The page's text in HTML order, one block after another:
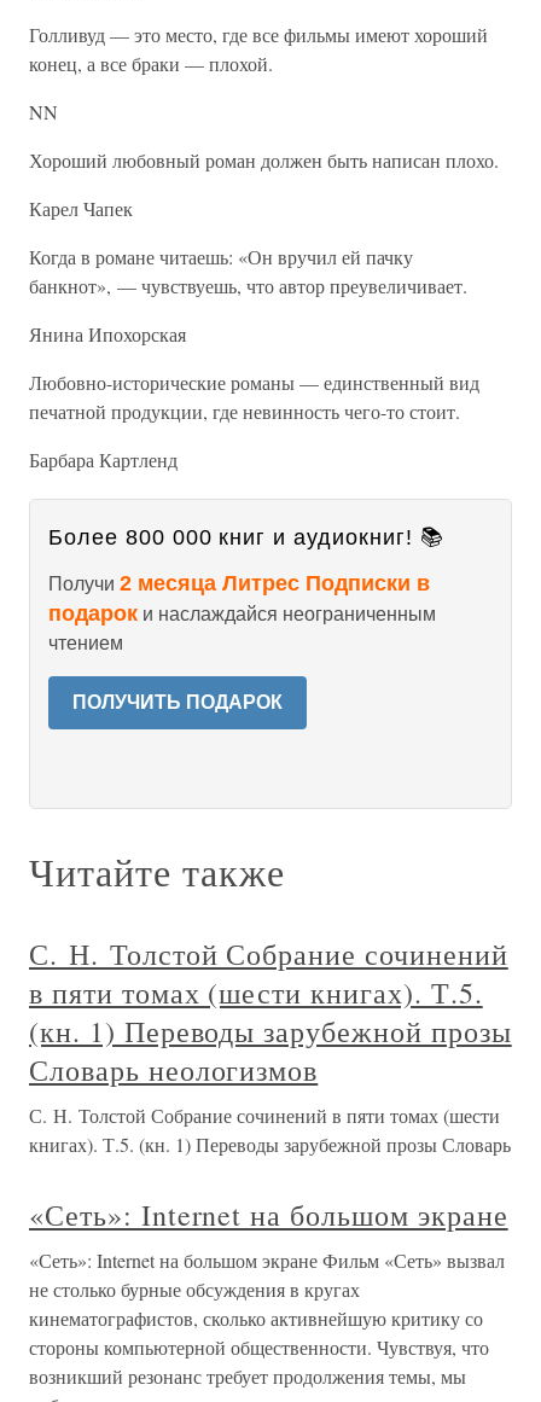
Голливуд — это место, где все фильмы имеют хороший
конец, а все браки — плохой.
NN
Хороший любовный роман должен быть написан плохо.
Карел Чапек
Когда в романе читаешь: «Он вручил ей пачку
банкнот», — чувствуешь, что автор преувеличивает.
Янина Ипохорская
Любовно-исторические романы — единственный вид
печатной продукции, где невинность чего-то стоит.
Барбара Картленд
Более 800 000 книг и аудиокниг! 📚
Получи 2 месяца Литрес Подписки в
подарок и наслаждайся неограниченным
чтением
ПОЛУЧИТЬ ПОДАРОК
Читайте также
С. Н. Толстой Собрание сочинений
в пяти томах (шести книгах). Т.5.
(кн. 1) Переводы зарубежной прозы
Словарь неологизмов
С. Н. Толстой Собрание сочинений в пяти томах (шести
книгах). Т.5. (кн. 1) Переводы зарубежной прозы Словарь
«Сеть»: Internet на большом экране
«Сеть»: Internet на большом экране Фильм «Сеть» вызвал
не столько бурные обсуждения в кругах
кинематографистов, сколько активнейшую критику со
стороны компьютерной общественности. Чувствуя, что
возникший резонанс требует продолжения темы, мы